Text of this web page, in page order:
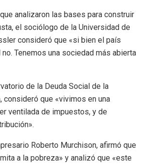
analizaron las bases para construir
el sociólogo de la Universidad de
consideró que «si bien el país
Tenemos una sociedad más abierta
de la Deuda Social de la
consideró que «vivimos en una
ventilada de impuestos, y de
Roberto Murchison, afirmó que
a la pobreza» y analizó que «este